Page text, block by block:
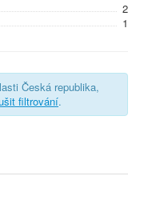
2
1
Česká republika,
filtrování.